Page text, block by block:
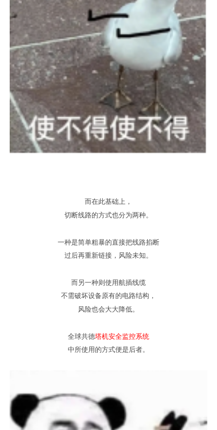
而在此基础上 ，
切断线路的方式也分为两种。
一种是简单粗暴的直接把线路掐断
过后再重新链接 ， 风险未知 。
而另一种则使用航插线缆
不需破坏设备原有的电路结构 ，
风险也会大大降低。
全球共德塔机安全监控系统
中所使用的方式便是后者。